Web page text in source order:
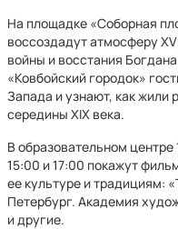
На площадке «Соборная
воссоздадут атмосферу
войны и восстания
«Ковбойский городок»
Запада и узнают, как жили
середины XIX века.
В образовательном центре
15:00 и 17:00 покажут
ее культуре и традициям:
Петербург. Академия
и другие.